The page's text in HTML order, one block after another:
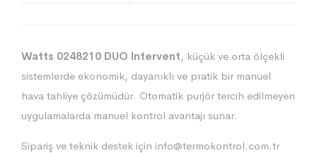
Watts 0248210 DUO Intervent, küçük ve orta ölçekli
sistemlerde ekonomik, dayanıklı ve pratik bir manuel
hava tahliye çözümüdür. Otomatik purjör tercih edilmeyen
uygulamalarda manuel kontrol avantajı sunar.
Sipariş ve teknik destek için info@termokontrol.com.tr